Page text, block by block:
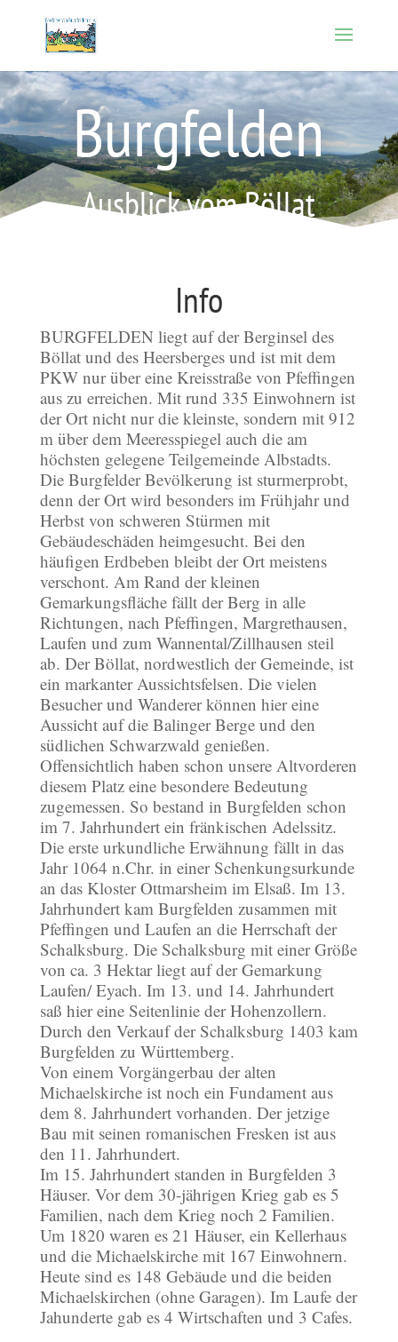
Burgfelden
Ausblick vom Böllat
Info
BURGFELDEN liegt auf der Berginsel des
Böllat und des Heersberges und ist mit dem
PKW nur über eine Kreisstraße von Pfeffingen
aus zu erreichen. Mit rund 335 Einwohnern ist
der Ort nicht nur die kleinste, sondern mit 912
m über dem Meeresspiegel auch die am
höchsten gelegene Teilgemeinde Albstadts.
Die Burgfelder Bevölkerung ist sturmerprobt,
denn der Ort wird besonders im Frühjahr und
Herbst von schweren Stürmen mit
Gebäudeschäden heimgesucht. Bei den
häufigen Erdbeben bleibt der Ort meistens
verschont. Am Rand der kleinen
Gemarkungsfläche fällt der Berg in alle
Richtungen, nach Pfeffingen, Margrethausen,
Laufen und zum Wannental/Zillhausen steil
ab. Der Böllat, nordwestlich der Gemeinde, ist
ein markanter Aussichtsfelsen. Die vielen
Besucher und Wanderer können hier eine
Aussicht auf die Balinger Berge und den
südlichen Schwarzwald genießen.
Offensichtlich haben schon unsere Altvorderen
diesem Platz eine besondere Bedeutung
zugemessen. So bestand in Burgfelden schon
im 7. Jahrhundert ein fränkischen Adelssitz.
Die erste urkundliche Erwähnung fällt in das
Jahr 1064 n.Chr. in einer Schenkungsurkunde
an das Kloster Ottmarsheim im Elsaß. Im 13.
Jahrhundert kam Burgfelden zusammen mit
Pfeffingen und Laufen an die Herrschaft der
Schalksburg. Die Schalksburg mit einer Größe
von ca. 3 Hektar liegt auf der Gemarkung
Laufen/ Eyach. Im 13. und 14. Jahrhundert
saß hier eine Seitenlinie der Hohenzollern.
Durch den Verkauf der Schalksburg 1403 kam
Burgfelden zu Württemberg.
Von einem Vorgängerbau der alten
Michaelskirche ist noch ein Fundament aus
dem 8. Jahrhundert vorhanden. Der jetzige
Bau mit seinen romanischen Fresken ist aus
den 11. Jahrhundert.
Im 15. Jahrhundert standen in Burgfelden 3
Häuser. Vor dem 30-jährigen Krieg gab es 5
Familien, nach dem Krieg noch 2 Familien.
Um 1820 waren es 21 Häuser, ein Kellerhaus
und die Michaelskirche mit 167 Einwohnern.
Heute sind es 148 Gebäude und die beiden
Michaelskirchen (ohne Garagen). Im Laufe der
Jahunderte gab es 4 Wirtschaften und 3 Cafes.